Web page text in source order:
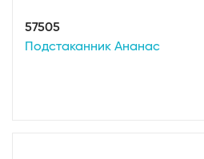
57505
Подстаканник Ананас